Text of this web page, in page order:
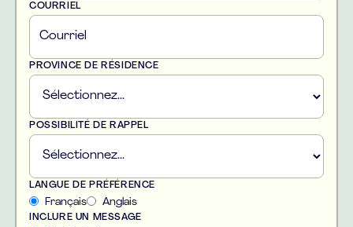
COURRIEL
PROVINCE DE RÉSIDENCE
POSSIBILITÉ DE RAPPEL
LANGUE DE PRÉFÉRENCE
Français Anglais
INCLURE UN MESSAGE